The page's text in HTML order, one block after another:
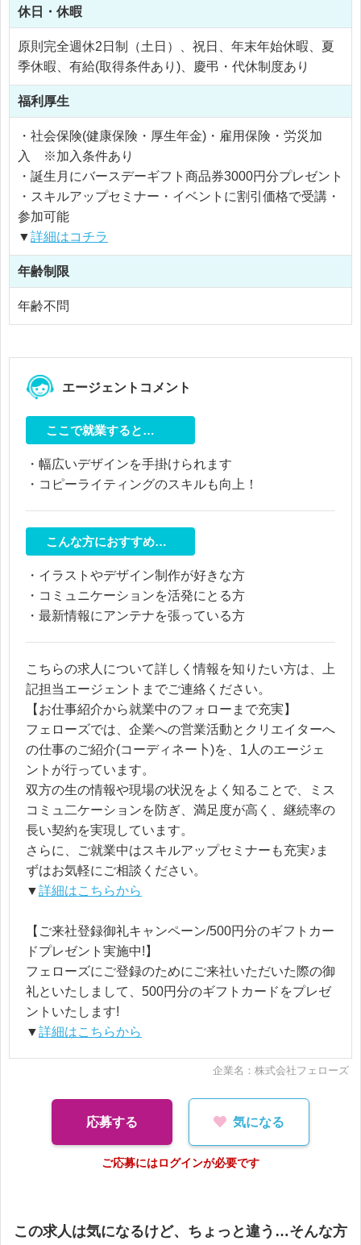
休日・休暇
原則完全週休2日制（土日）、祝日、年末年始休暇、夏
季休暇、有給(取得条件あり)、慶弔・代休制度あり
福利厚生
・社会保険(健康保険・厚生年金)・雇用保険・労災加
入 ※加入条件あり
・誕生月にバースデーギフト商品券3000円分プレゼント
・スキルアップセミナー・イベントに割引価格で受講・
参加可能
▼詳細はコチラ
年齢制限
年齢不問
エージェントコメント
ここで就業すると…
・幅広いデザインを手掛けられます
・コピーライティングのスキルも向上！
こんな方におすすめ…
・イラストやデザイン制作が好きな方
・コミュニケーションを活発にとる方
・最新情報にアンテナを張っている方
こちらの求人について詳しく情報を知りたい方は、上
記担当エージェントまでご連絡ください。
【お仕事紹介から就業中のフォローまで充実】
フェローズでは、企業への営業活動とクリエイターへ
の仕事のご紹介(コーディネー卜)を、1人のエージェ
ントが行っています。
双方の生の情報や現場の状況をよく知ることで、ミス
コミュ二ケーションを防ぎ、満足度が高く、継続率の
長い契約を実現しています。
さらに、ご就業中はスキルアップセミナーも充実♪ま
ずはお気軽にご相談ください。
▼詳細はこちらから
【ご来社登録御礼キャンペーン/500円分のギフトカー
ドプレゼント実施中!】
フェローズにご登録のためにご来社いただいた際の御
礼といたしまして、500円分のギフトカードをプレゼ
ントいたします!
▼詳細はこちらから
企業名：株式会社フェローズ
応募する 気になる
ご応募にはログインが必要です
この求人は気になるけど、ちょっと違う…そんな方